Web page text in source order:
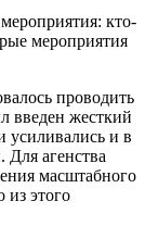
кто-
мероприятия
проводить
введен жесткий
усиливались и в
Для агенства
масштабного
из этого